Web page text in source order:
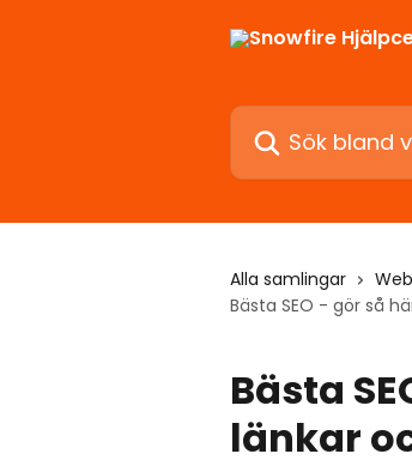
Sök bland våra
Alla samlingar
Bästa SEO - gör så
Bästa
länkar